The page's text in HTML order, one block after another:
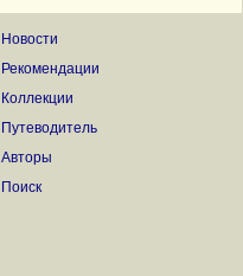
Новости
Рекомендации
Коллекции
Путеводитель
Авторы
Поиск